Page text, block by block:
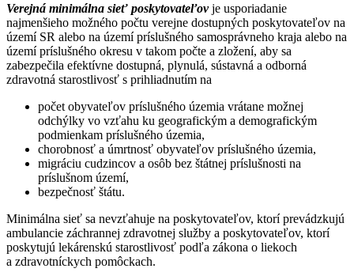
Verejná minimálna sieť poskytovateľovje usporiadanie
najmenšieho možného počtu verejne dostupných poskytovateľov na
území SR alebo na území príslušného samosprávneho kraja alebo na
území príslušného okresu v takom počte a zložení, aby sa
zabezpečila efektívne dostupná, plynulá, sústavná a odborná
zdravotná starostlivosť s prihliadnutím na
počet obyvateľov príslušného územia vrátane možnej
odchýlky vo vzťahu ku geografickým a demografickým
podmienkam príslušného územia,
chorobnosť a úmrtnosť obyvateľov príslušného územia,
migráciu cudzincov a osôb bez štátnej príslušnosti na
príslušnom území,
bezpečnosť štátu.
Minimálna sieť sa nevzťahuje na poskytovateľov, ktorí prevádzkujú
ambulancie záchrannej zdravotnej služby a poskytovateľov, ktorí
poskytujú lekárenskú starostlivosť podľa zákona o liekoch
a zdravotníckych pomôckach.